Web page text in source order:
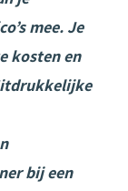
mee. Je
kosten en
bij een